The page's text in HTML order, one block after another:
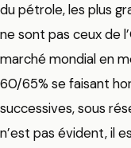
du pétrole, les plus
ne sont pas ceux de
marché mondial en
60/65% se faisant
successives, sous
n’est pas évident, il